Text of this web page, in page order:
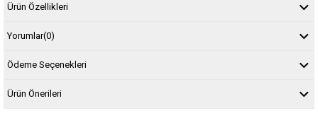
Ürün Özellikleri
Yorumlar(0)
Ödeme Seçenekleri
Ürün Önerileri